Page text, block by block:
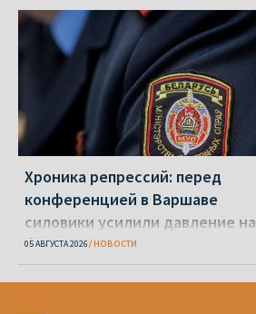
Хроника репрессий: перед
конференцией в Варшаве
силовики усилили давление на
беларусов
05 АВГУСТА 2026 НОВОСТИ